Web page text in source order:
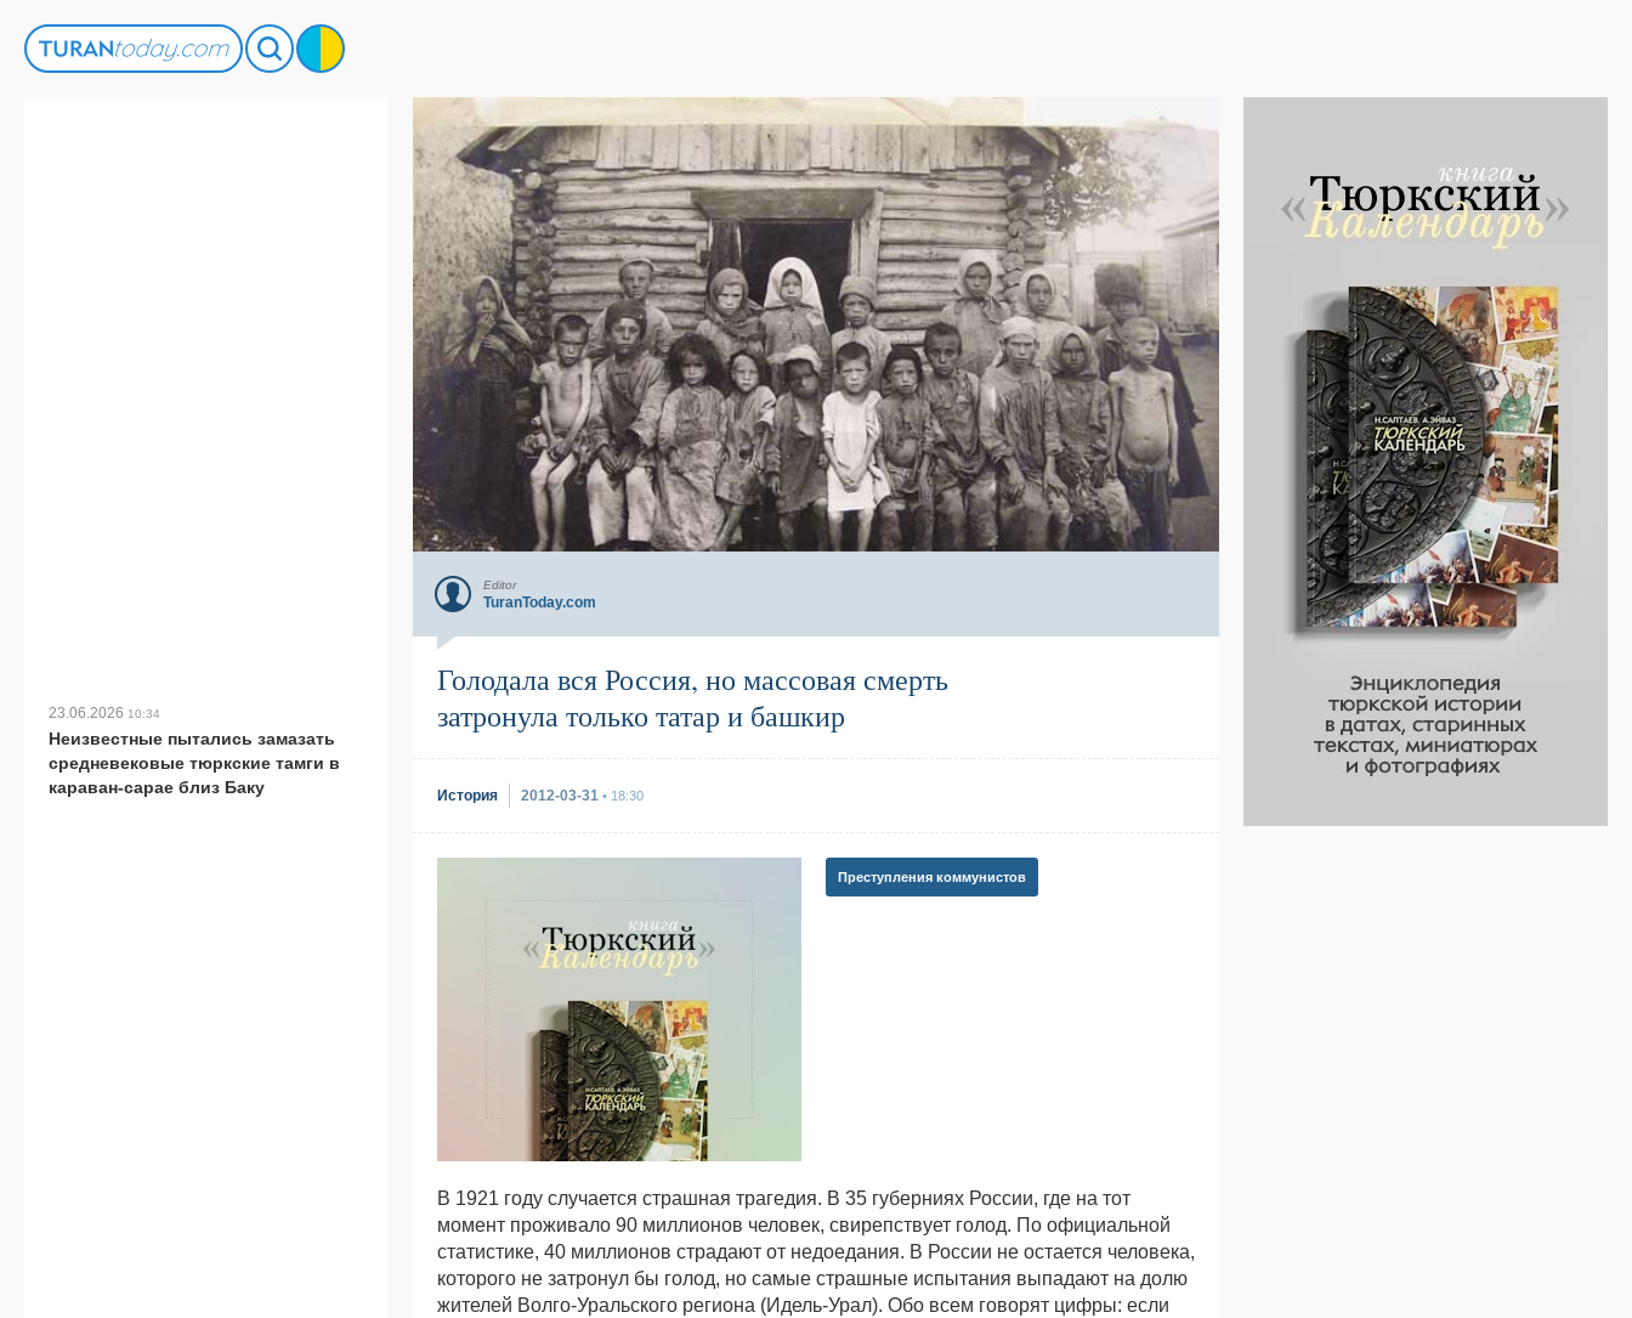
Editor
TuranToday.com
Голодала вся Россия, но массовая смерть
затронула только татар и башкир
История 2012-03-31 • 18:30
Преступления коммунистов
В 1921 году случается страшная трагедия. В 35 губерниях России, где на тот
момент проживало 90 миллионов человек, свирепствует голод. По официальной
статистике, 40 миллионов страдают от недоедания. В России не остается человека,
которого не затронул бы голод, но самые страшные испытания выпадают на долю
жителей Волго-Уральского региона (Идель-Урал). Обо всем говорят цифры: если
23.06.2026 10:34
Неизвестные пытались замазать
средневековые тюркские тамги в
караван-сарае близ Баку